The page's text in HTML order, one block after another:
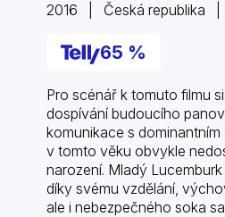
2016 | Česká republika |
65 %
Pro scénář k tomuto filmu
dospívání budoucího
komunikace s
v tomto věku obvykle
narození. Mladý
díky svému vzdělání,
ale i nebezpečného soka